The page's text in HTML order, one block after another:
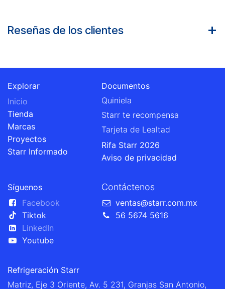
Reseñas de los clientes
Explorar
Inicio
Tienda
Marcas
Proyectos
Starr Informado
Documentos
Quiniela
Starr te recompensa
Tarjeta de Lealtad
Rifa Starr 2026
Aviso de privacidad
Síguenos
Facebook
Tiktok
LinkedIn
Youtube
Contáctenos
ventas@starr.com.mx
56 5674 5616
Refrigeración Starr
Matriz, Eje 3 Oriente, Av. 5 231, Granjas San Antonio,